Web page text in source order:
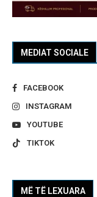
MEDIAT SOCIALE
FACEBOOK
INSTAGRAM
YOUTUBE
TIKTOK
MË TË LEXUARA